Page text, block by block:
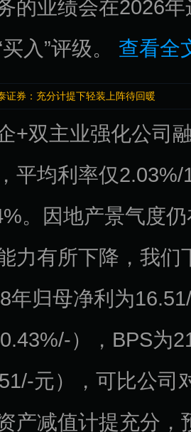
的业绩会在2026
入”评级。 查看全
证券：充分计提下轻装上阵待回暖
+双主业强化公司
平均利率仅
。因地产景气度
力有所下降，我
年归母净利为
），BPS为
元），可比公司
产减值计提充分